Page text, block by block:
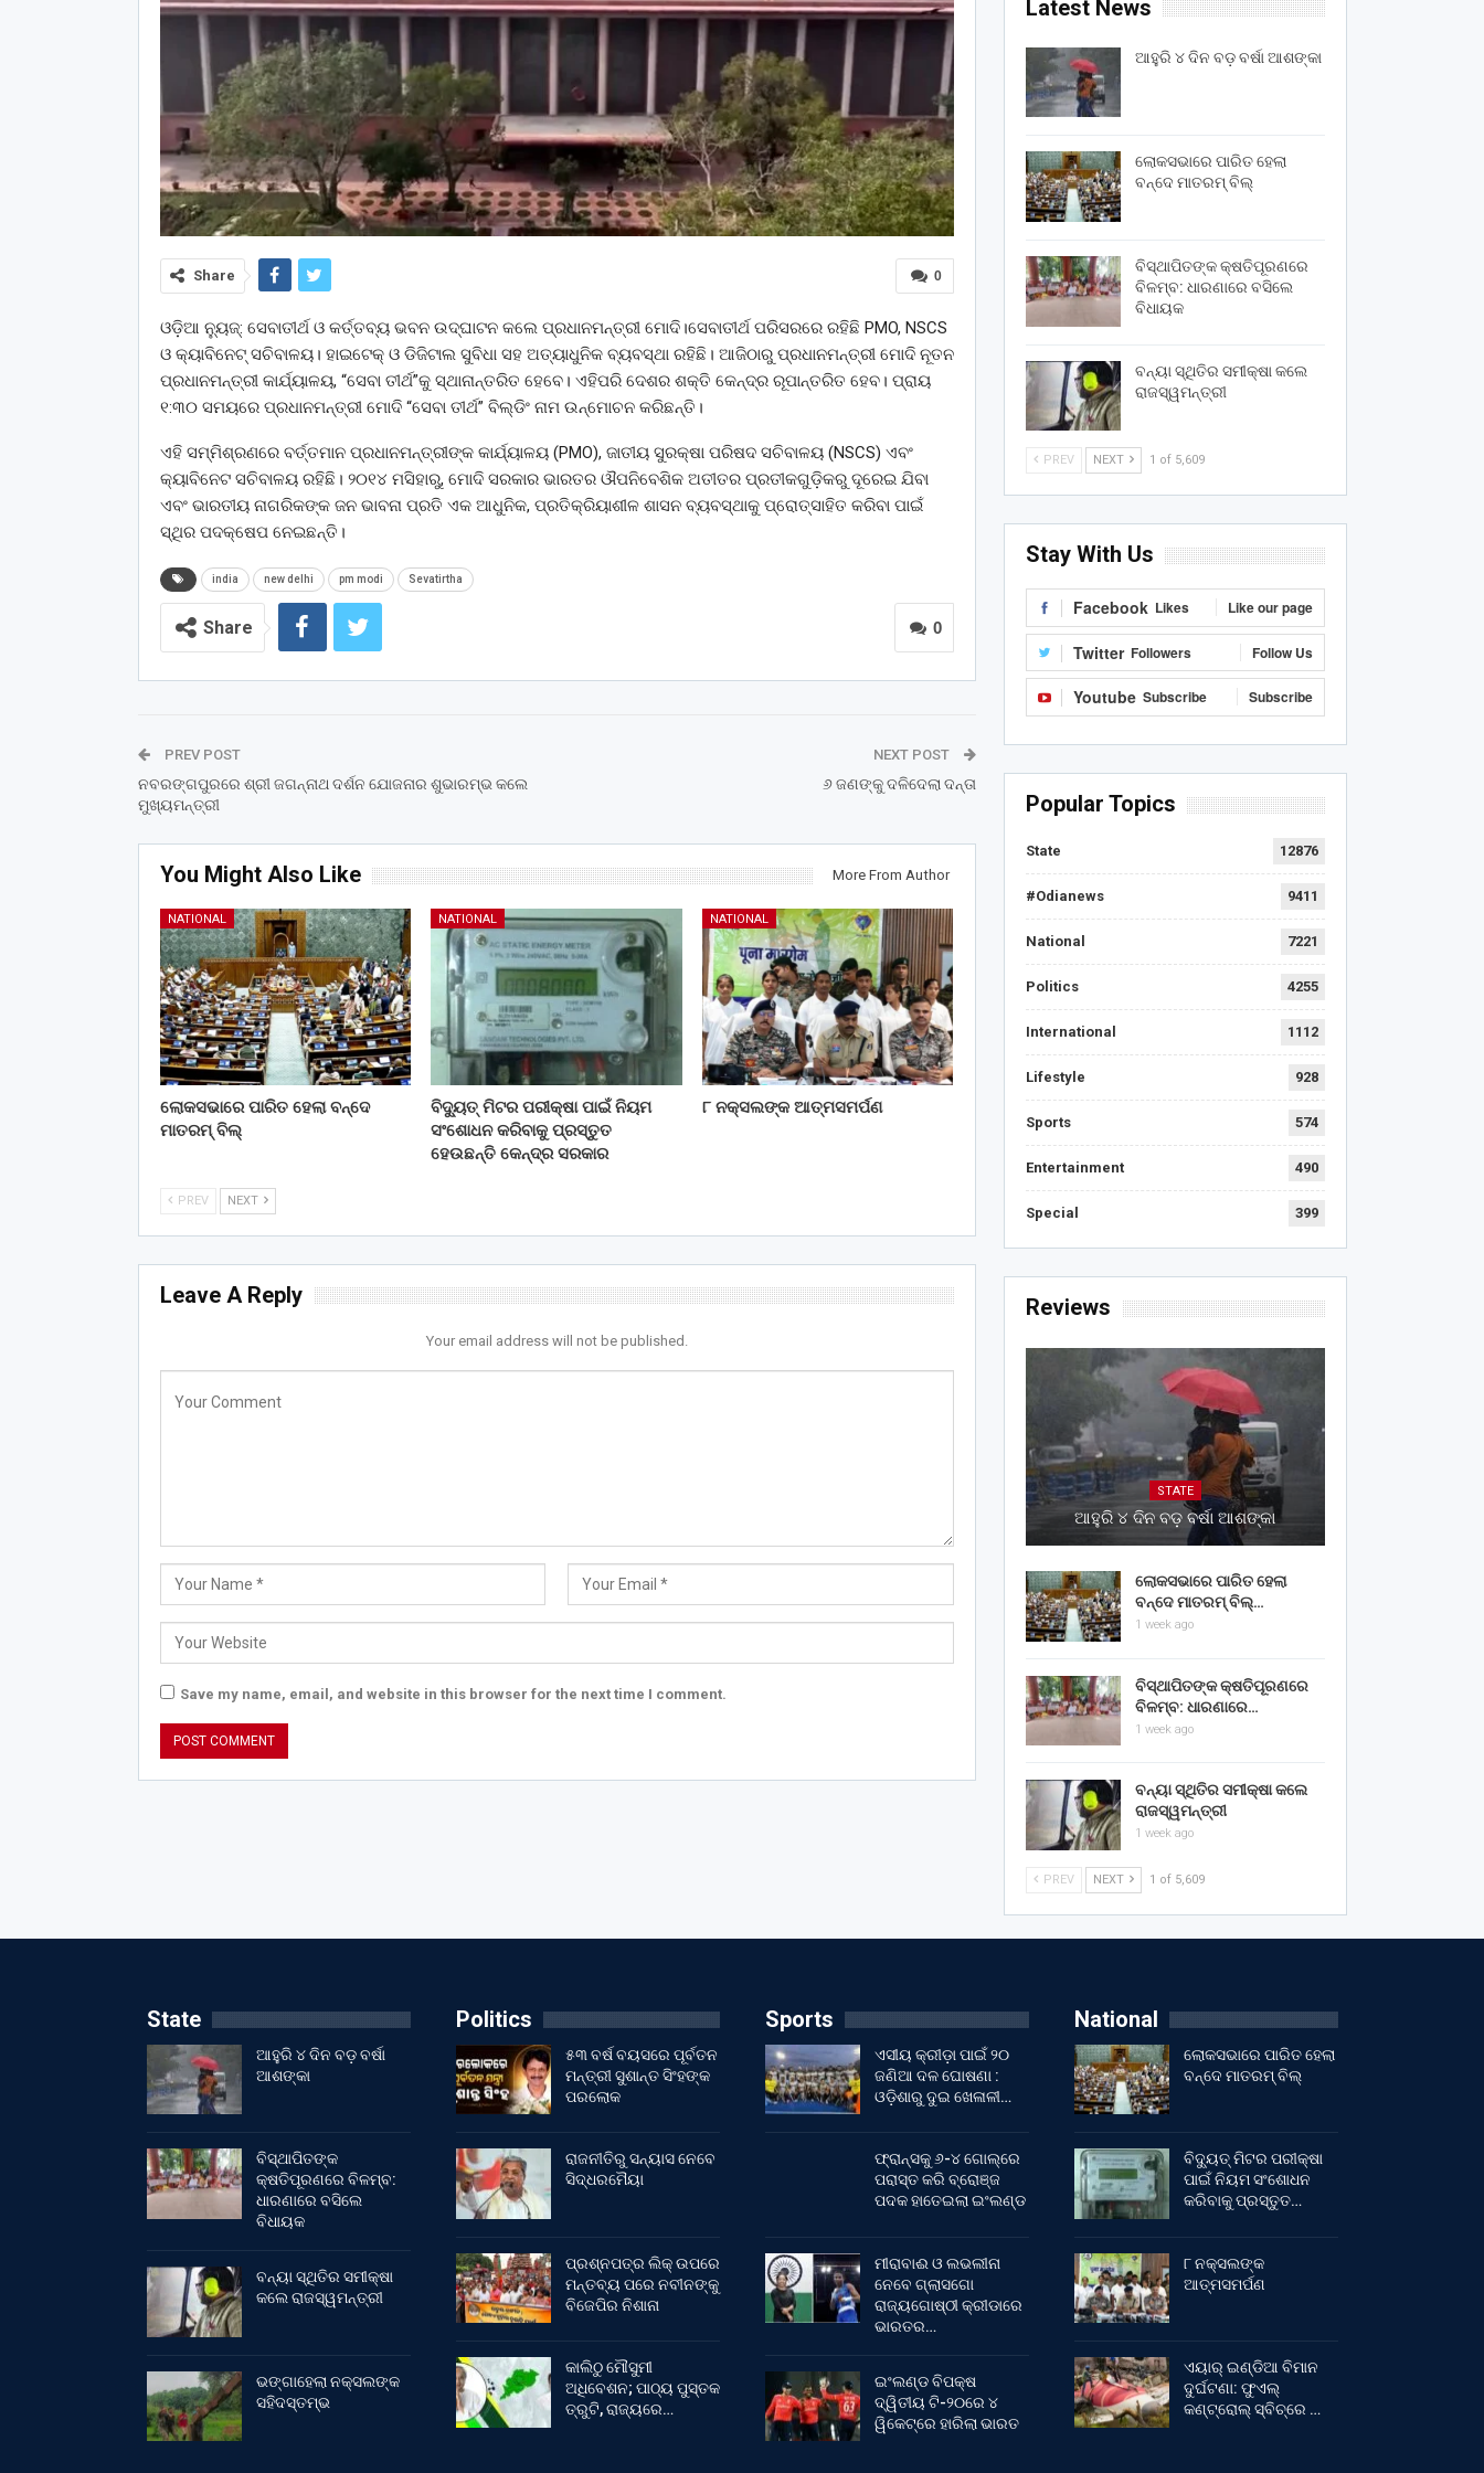
0
Share
ଓଡ଼ିଆ ନ୍ୟୁଜ୍: ସେବାତୀର୍ଥ ଓ କର୍ତ୍ତବ୍ୟ ଭବନ ଉଦ୍‌ଘାଟନ କଲେ ପ୍ରଧାନମନ୍ତ୍ରୀ ମୋଦି।ସେବାତୀର୍ଥ ପରିସରରେ ରହିଛି PMO, NSCS
ଓ କ୍ୟାବିନେଟ୍ ସଚିବାଳୟ। ହାଇଟେକ୍ ଓ ଡିଜିଟାଲ ସୁବିଧା ସହ ଅତ୍ୟାଧୁନିକ ବ୍ୟବସ୍ଥା ରହିଛି। ଆଜିଠାରୁ ପ୍ରଧାନମନ୍ତ୍ରୀ ମୋଦି ନୂତନ
ପ୍ରଧାନମନ୍ତ୍ରୀ କାର୍ଯ୍ୟାଳୟ, “ସେବା ତୀର୍ଥ”କୁ ସ୍ଥାନାନ୍ତରିତ ହେବେ। ଏହିପରି ଦେଶର ଶକ୍ତି କେନ୍ଦ୍ର ରୂପାନ୍ତରିତ ହେବ। ପ୍ରାୟ
୧:୩୦ ସମୟରେ ପ୍ରଧାନମନ୍ତ୍ରୀ ମୋଦି “ସେବା ତୀର୍ଥ” ବିଲ୍ଡିଂ ନାମ ଉନ୍ମୋଚନ କରିଛନ୍ତି।
ଏହି ସମ୍ମିଶ୍ରଣରେ ବର୍ତ୍ତମାନ ପ୍ରଧାନମନ୍ତ୍ରୀଙ୍କ କାର୍ଯ୍ୟାଳୟ (PMO), ଜାତୀୟ ସୁରକ୍ଷା ପରିଷଦ ସଚିବାଳୟ (NSCS) ଏବଂ
କ୍ୟାବିନେଟ ସଚିବାଳୟ ରହିଛି। ୨୦୧୪ ମସିହାରୁ, ମୋଦି ସରକାର ଭାରତର ଔପନିବେଶିକ ଅତୀତର ପ୍ରତୀକଗୁଡ଼ିକରୁ ଦୂରେଇ ଯିବା
ଏବଂ ଭାରତୀୟ ନାଗରିକଙ୍କ ଜନ ଭାବନା ପ୍ରତି ଏକ ଆଧୁନିକ, ପ୍ରତିକ୍ରିୟାଶୀଳ ଶାସନ ବ୍ୟବସ୍ଥାକୁ ପ୍ରୋତ୍ସାହିତ କରିବା ପାଇଁ
ସ୍ଥିର ପଦକ୍ଷେପ ନେଇଛନ୍ତି।
india new delhi pm modi Sevatirtha
0
Share
PREV POST
ନବରଙ୍ଗପୁରରେ ଶ୍ରୀ ଜଗନ୍ନାଥ ଦର୍ଶନ ଯୋଜନାର ଶୁଭାରମ୍ଭ କଲେ
ମୁଖ୍ୟମନ୍ତ୍ରୀ
NEXT POST
୬ ଜଣଙ୍କୁ ଦଳିଦେଲା ଦନ୍ତା
You Might Also Like More From Author
NATIONAL
ଲୋକସଭାରେ ପାରିତ ହେଲା ବନ୍ଦେ
ମାତରମ୍‌ ବିଲ୍‌
NATIONAL
ବିଦ୍ୟୁତ୍ ମିଟର ପରୀକ୍ଷା ପାଇଁ ନିୟମ
ସଂଶୋଧନ କରିବାକୁ ପ୍ରସ୍ତୁତ
ହେଉଛନ୍ତି କେନ୍ଦ୍ର ସରକାର
NATIONAL
୮ ନକ୍ସଲଙ୍କ ଆତ୍ମସମର୍ପଣ
PREV NEXT
Leave A Reply
Your email address will not be published.
Save my name, email, and website in this browser for the next time I comment.
Latest News
ଆହୁରି ୪ ଦିନ ବଡ଼ ବର୍ଷା ଆଶଙ୍କା
ଲୋକସଭାରେ ପାରିତ ହେଲା
ବନ୍ଦେ ମାତରମ୍‌ ବିଲ୍‌
ବିସ୍ଥାପିତଙ୍କ କ୍ଷତିପୂରଣରେ
ବିଳମ୍ବ: ଧାରଣାରେ ବସିଲେ
ବିଧାୟକ
ବନ୍ୟା ସ୍ଥିତିର ସମୀକ୍ଷା କଲେ
ରାଜସ୍ୱମନ୍ତ୍ରୀ
PREV NEXT 1 of 5,609
Stay With Us
Facebook Likes Like our page
Twitter Followers Follow Us
Youtube Subscribe Subscribe
Popular Topics
State 12876
#Odianews 9411
National 7221
Politics 4255
International 1112
Lifestyle 928
Sports 574
Entertainment 490
Special 399
Reviews
STATE
ଆହୁରି ୪ ଦିନ ବଡ଼ ବର୍ଷା ଆଶଙ୍କା
ଲୋକସଭାରେ ପାରିତ ହେଲା
ବନ୍ଦେ ମାତରମ୍‌ ବିଲ୍‌…
1 week ago
ବିସ୍ଥାପିତଙ୍କ କ୍ଷତିପୂରଣରେ
ବିଳମ୍ବ: ଧାରଣାରେ…
1 week ago
ବନ୍ୟା ସ୍ଥିତିର ସମୀକ୍ଷା କଲେ
ରାଜସ୍ୱମନ୍ତ୍ରୀ
1 week ago
PREV NEXT 1 of 5,609
State
ଆହୁରି ୪ ଦିନ ବଡ଼ ବର୍ଷା
ଆଶଙ୍କା
ବିସ୍ଥାପିତଙ୍କ
କ୍ଷତିପୂରଣରେ ବିଳମ୍ବ:
ଧାରଣାରେ ବସିଲେ
ବିଧାୟକ
ବନ୍ୟା ସ୍ଥିତିର ସମୀକ୍ଷା
କଲେ ରାଜସ୍ୱମନ୍ତ୍ରୀ
ଭଙ୍ଗାହେଲା ନକ୍ସଲଙ୍କ
ସହିଦସ୍ତମ୍ଭ
Politics
୫୩ ବର୍ଷ ବୟସରେ ପୂର୍ବତନ
ମନ୍ତ୍ରୀ ସୁଶାନ୍ତ ସିଂହଙ୍କ
ପରଲୋକ
ରାଜନୀତିରୁ ସନ୍ୟାସ ନେବେ
ସିଦ୍ଧରମୈୟା
ପ୍ରଶ୍ନପତ୍ର ଲିକ୍ ଉପରେ
ମନ୍ତବ୍ୟ ପରେ ନବୀନଙ୍କୁ
ବିଜେପିର ନିଶାନା
କାଲିଠୁ ମୌସୁମୀ
ଅଧିବେଶନ; ପାଠ୍ୟ ପୁସ୍ତକ
ତ୍ରୁଟି, ରାଜ୍ୟରେ…
Sports
ଏସୀୟ କ୍ରୀଡ଼ା ପାଇଁ ୨୦
ଜଣିଆ ଦଳ ଘୋଷଣା :
ଓଡ଼ିଶାରୁ ଦୁଇ ଖେଳାଳୀ…
ଫ୍ରାନ୍ସକୁ ୬-୪ ଗୋଲ୍‌ରେ
ପରାସ୍ତ କରି ବ୍ରୋଞ୍ଜ
ପଦକ ହାତେଇଲା ଇଂଲଣ୍ଡ
ମୀରାବାଈ ଓ ଲଭଲୀନା
ନେବେ ଗ୍ଲାସଗୋ
ରାଜ୍ୟଗୋଷ୍ଠୀ କ୍ରୀଡାରେ
ଭାରତର…
ଇଂଲଣ୍ଡ ବିପକ୍ଷ
ଦ୍ୱିତୀୟ ଟି-୨୦ରେ ୪
ୱିକେଟ୍‌ରେ ହାରିଲା ଭାରତ
National
ଲୋକସଭାରେ ପାରିତ ହେଲା
ବନ୍ଦେ ମାତରମ୍‌ ବିଲ୍‌
ବିଦ୍ୟୁତ୍ ମିଟର ପରୀକ୍ଷା
ପାଇଁ ନିୟମ ସଂଶୋଧନ
କରିବାକୁ ପ୍ରସ୍ତୁତ…
୮ ନକ୍ସଲଙ୍କ
ଆତ୍ମସମର୍ପଣ
ଏୟାର୍ ଇଣ୍ଡିଆ ବିମାନ
ଦୁର୍ଘଟଣା: ଫୁଏଲ୍‌
କଣ୍ଟ୍ରୋଲ୍‌ ସ୍ବିଚ୍‌ରେ …